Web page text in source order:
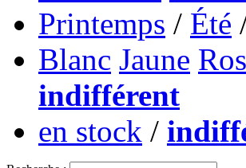
Printemps / Été
Blanc Jaune
indifférent
en stock /